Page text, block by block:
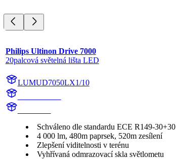
Philips Ultinon Drive 7000
20palcová světelná lišta LED
LUMUD7050LX1/10
Schváleno dle standardu ECE R149-30+30
4 000 lm, 480m paprsek, 520m zesílení
Zlepšení viditelnosti v terénu
Vyhřívaná odmrazovací skla světlometu